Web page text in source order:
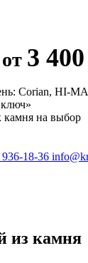
3
Corian, HI-
камня на выбор
18-36
из камня